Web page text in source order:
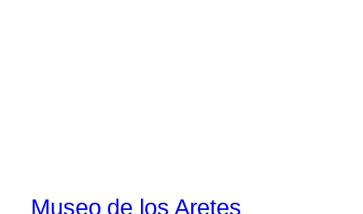
Museo de los Aretes